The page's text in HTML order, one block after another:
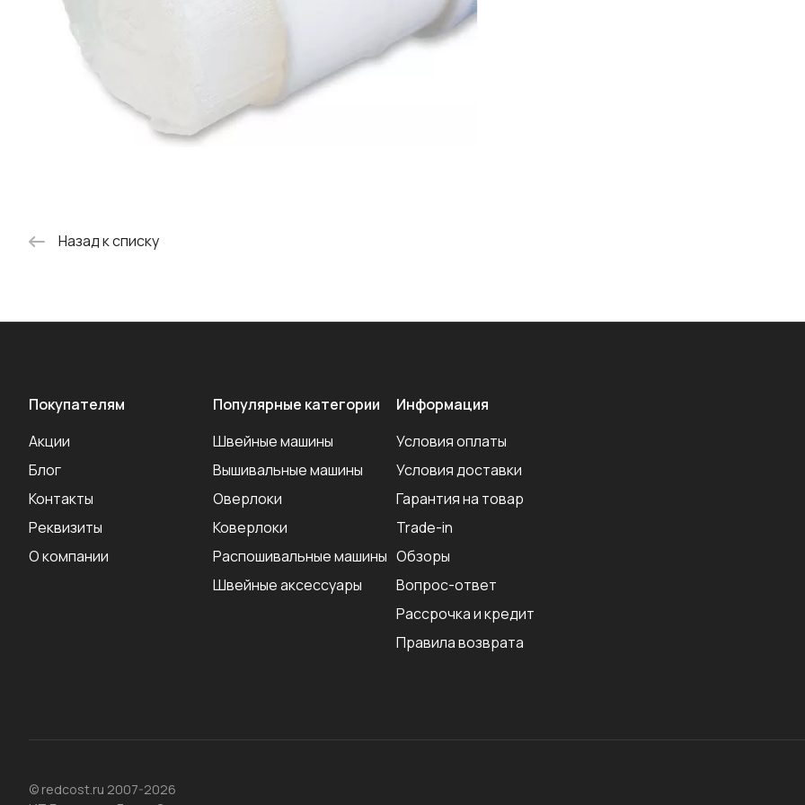
Назад к списку
Покупателям
Акции
Блог
Контакты
Реквизиты
О компании
Популярные категории
Швейные машины
Вышивальные машины
Оверлоки
Коверлоки
Распошивальные машины
Швейные аксеcсуары
Информация
Условия оплаты
Условия доставки
Гарантия на товар
Trade-in
Обзоры
Вопрос-ответ
Рассрочка и кредит
Правила возврата
© redcost.ru 2007-2026